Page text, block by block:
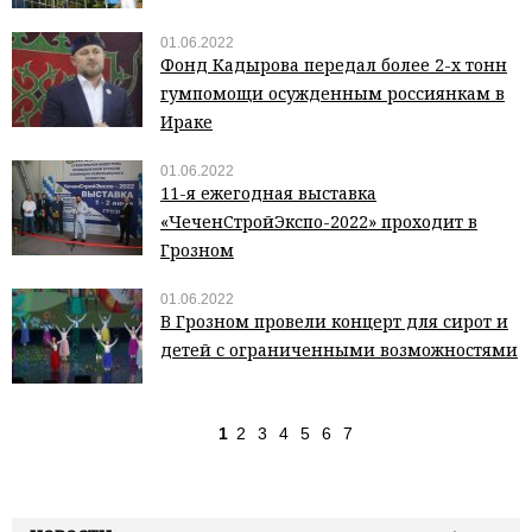
01.06.2022
Фонд Кадырова передал более 2-х тонн
гумпомощи осужденным россиянкам в
Ираке
01.06.2022
11-я ежегодная выставка
«ЧеченСтройЭкспо-2022» проходит в
Грозном
01.06.2022
В Грозном провели концерт для сирот и
детей с ограниченными возможностями
1 2 3 4 5 6 7